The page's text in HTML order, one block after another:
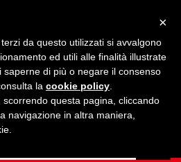
×
da questo utilizzati si avvalgono
ed utili alle finalità illustrate
saperne di più o negare il consenso
la cookie policy
questa pagina, cliccando
navigazione in altra maniera,